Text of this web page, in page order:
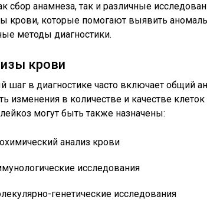
сбор анамнеза, так и различные
крови, которые помогают выявить
методы диагностики.
крови
шаг в диагностике часто включает общий
изменения в количестве и качестве
могут быть также назначены:
анализ крови
исследования
генетические исследования